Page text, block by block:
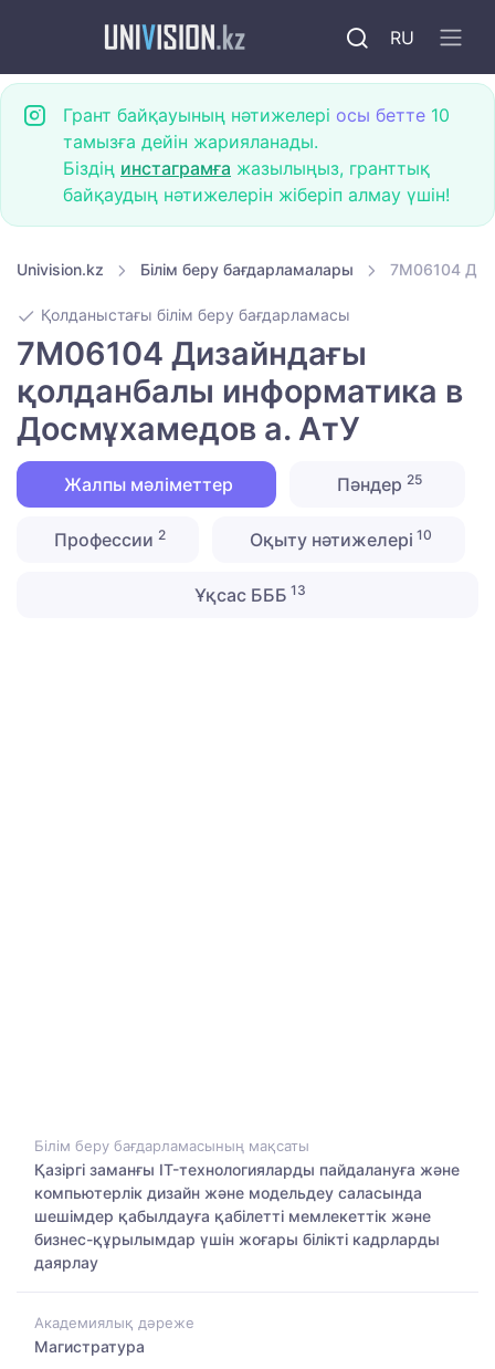
RU
Грант байқауының нәтижелері осы бетте 10
тамызға дейін жарияланады.
Біздің инстаграмға жазылыңыз, гранттық
байқаудың нәтижелерін жіберіп алмау үшін!
Univision.kz Білім беру бағдарламалары 7M06104
Қолданыстағы білім беру бағдарламасы
7M06104 Дизайндағы
қолданбалы информатика в
Досмұхамедов а. АтУ
Жалпы мәліметтер Пәндер 25
Профессии 2 Оқыту нәтижелері 10
Ұқсас БББ 13
Білім беру бағдарламасының мақсаты
Қазіргі заманғы IT-технологияларды пайдалануға және
компьютерлік дизайн және модельдеу саласында
шешімдер қабылдауға қабілетті мемлекеттік және
бизнес-құрылымдар үшін жоғары білікті кадрларды
даярлау
Академиялық дәреже
Магистратура